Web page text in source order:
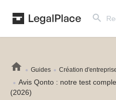
for:
Guides Création
Avis Qonto : notre test
(2026)